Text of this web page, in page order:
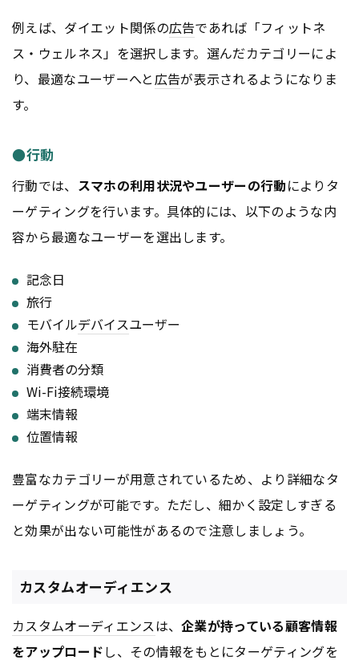
例えば、ダイエット関係の広告であれば「フィットネ
ス・ウェルネス」を選択します。選んだカテゴリーによ
り、最適なユーザーへと広告が表示されるようになりま
す。
●行動
行動では、 スマホの利用状況やユーザーの行動によりタ
ーゲティングを行います。具体的には、以下のような内
容から最適なユーザーを選出します。
記念日
旅行
モバイルデバイスユーザー
海外駐在
消費者の分類
Wi-Fi接続環境
端末情報
位置情報
豊富なカテゴリーが用意されているため、より詳細なタ
ーゲティングが可能です。ただし、細かく設定しすぎる
と効果が出ない可能性があるので注意しましょう。
カスタムオーディエンス
カスタムオーディエンスは、企業が持っている顧客情報
をアップロードし、その情報をもとにターゲティングを